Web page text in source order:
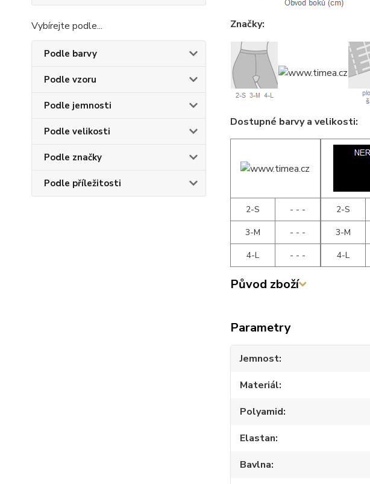
Vybírejte podle...
Podle barvy
Podle vzoru
Podle jemnosti
Podle velikosti
Podle značky
Podle příležitosti
Značky:
Dostupné barvy a velikosti:
2-S
- - -
3-M
- - -
4-L
- - -
2-S
3-M
4-L
Původ zboží
Parametry
Jemnost
Materiál
Polyamid
Elastan
Bavlna